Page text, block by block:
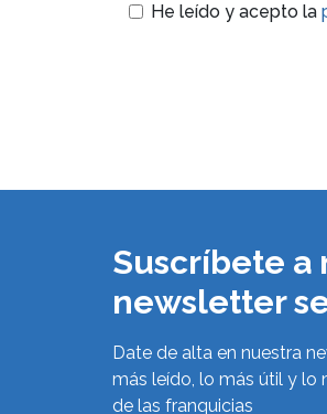
He leído y acepto la
Suscríbete a
newsletter
Date de alta en nuestra
más leído, lo más útil y lo
de las franquicias